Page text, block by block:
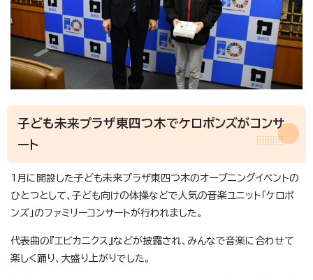
子ども未来プラザ東四つ木でケロポンズがコンサ
ート
1月に開設した子ども未来プラザ東四つ木のオープニングイベントの
ひとつとして、子ども向けの体操などで人気の音楽ユニット「ケロポ
ンズ」のファミリーコンサートが行われました。
代表曲の『エビカニクス』などが披露され、みんなで音楽に合わせて
楽しく踊り、大盛り上がりでした。